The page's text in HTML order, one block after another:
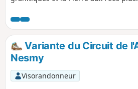
Variante du Circuit de
Nesmy
Visorandonneur